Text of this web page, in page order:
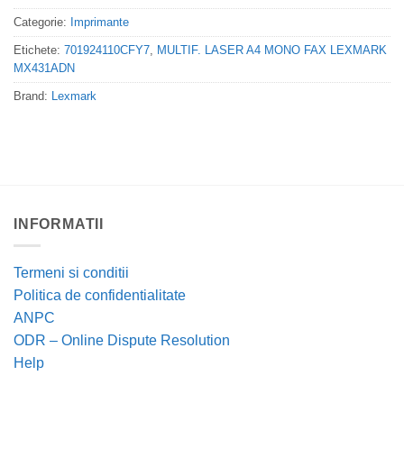
Categorie: Imprimante
Etichete: 701924110CFY7, MULTIF. LASER A4 MONO FAX LEXMARK
MX431ADN
Brand: Lexmark
INFORMATII
Termeni si conditii
Politica de confidentialitate
ANPC
ODR – Online Dispute Resolution
Help